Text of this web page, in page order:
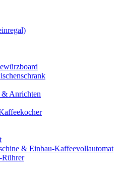
& Anrichten
& Einbau-Kaffeevollautomat